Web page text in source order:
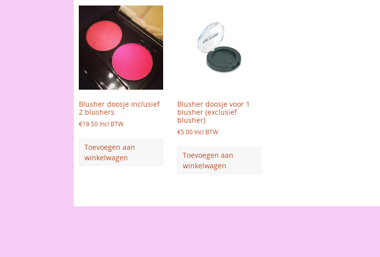
Blusher doosje inclusief
2 blushers
€19.50 Incl BTW
Toevoegen aan
winkelwagen
Blusher doosje voor 1
blusher (exclusief
blusher)
€5.00 Incl BTW
Toevoegen aan
winkelwagen